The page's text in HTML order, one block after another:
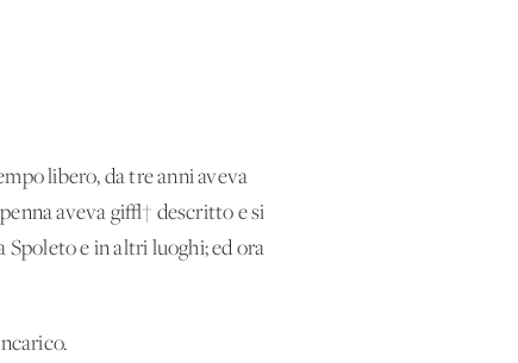
libero, da tre anni aveva
aveva gi√† descritto e si
Spoleto e in altri luoghi; ed ora